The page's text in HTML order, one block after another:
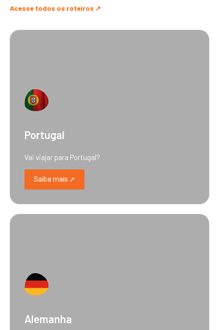
Acesse todos os roteiros ➚
Portugal
Vai viajar para Portugal?
Saiba mais ➚
Alemanha